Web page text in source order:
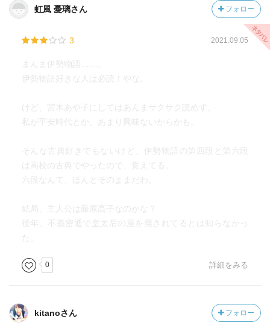
虹風 憂璃さん フォロー
3 2021.09.05
まんま伊勢物語……。
伊勢物語好きな人は必読！やな。
けど、宮木あや子にしてはあんまサクサク読めず。
私が平安時代とか、あまり興味ないからかも。
そんな古典好きでもないけど、伊勢物語の第四段と第六段
は高校の古典でやったので、覚えてる。
六段なんて、ほんとそのままだわ。
結局、主人公は藤原高子なのかな？
後年、不義密通で皇太后の座を廃されてるとは知らなかっ
た。
0 詳細をみる
kitanoさん フォロー